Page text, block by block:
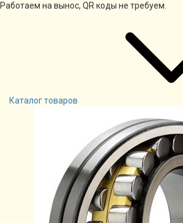
Работаем на вынос, QR коды не требуем.
Каталог товаров